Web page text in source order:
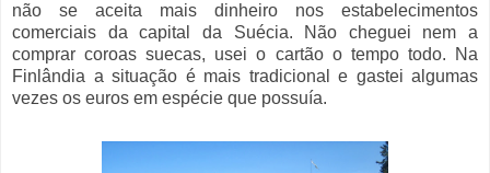
não se aceita mais dinheiro nos estabelecimentos
comerciais da capital da Suécia. Não cheguei nem a
comprar coroas suecas, usei o cartão o tempo todo. Na
Finlândia a situação é mais tradicional e gastei algumas
vezes os euros em espécie que possuía.